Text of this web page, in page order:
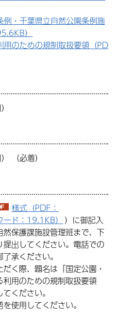
例・千葉県立自然公園条例施
）
用のための規制取扱要領（PD
（必着）
様式（PDF：
ド：19.1KB） ）に御記入
保護課施設管理班まで、下
出してください。電話での
承ください。
く際、題名は「国定公園・
用のための規制取扱要領
ください。
使用してください。